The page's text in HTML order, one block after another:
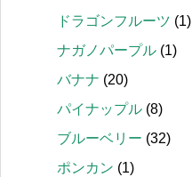
ドラゴンフルーツ (1)
ナガノパープル (1)
バナナ (20)
パイナップル (8)
ブルーベリー (32)
ポンカン (1)